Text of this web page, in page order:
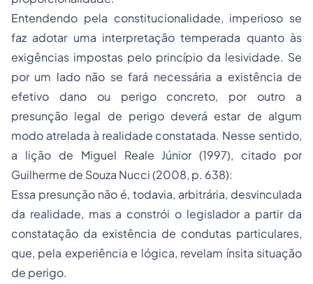
Entendendo pela constitucionalidade, imperioso se
faz adotar uma interpretação temperada quanto às
exigências impostas pelo princípio da lesividade. Se
por um lado não se fará necessária a existência de
efetivo dano ou perigo concreto, por outro a
presunção legal de perigo deverá estar de algum
modo atrelada à realidade constatada. Nesse sentido,
a lição de Miguel Reale Júnior (1997), citado por
Guilherme de Souza Nucci (2008, p. 638):
Essa presunção não é, todavia, arbitrária, desvinculada
da realidade, mas a constrói o legislador a partir da
constatação da existência de condutas particulares,
que, pela experiência e lógica, revelam ínsita situação
de perigo.